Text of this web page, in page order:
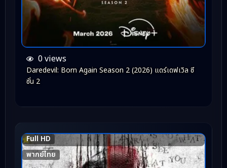
0 views
Daredevil: Born Again Season 2 (2026) แดร์เดฟเวิล ซี
ซั่น 2
Full HD
พากย์ไทย
8.1